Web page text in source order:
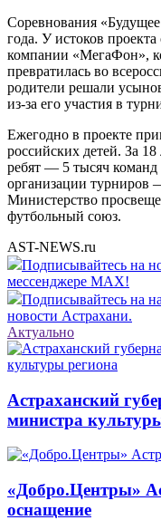
Соревнования «Будущее
года. У истоков
компании «МегаФон»,
превратилась во
родители решали
из-за его участия в
Ежегодно в проекте
российских детей. За
ребят — 5 тысяч
организации турниров
Министерство
футбольный союз.
AST-NEWS.ru
Подписывайтесь на
мессенджере MAX!
Подписывайтесь на
новости Астрахани.
Актуально
Астраханский
министра
«Добро.Центры»
оснащение